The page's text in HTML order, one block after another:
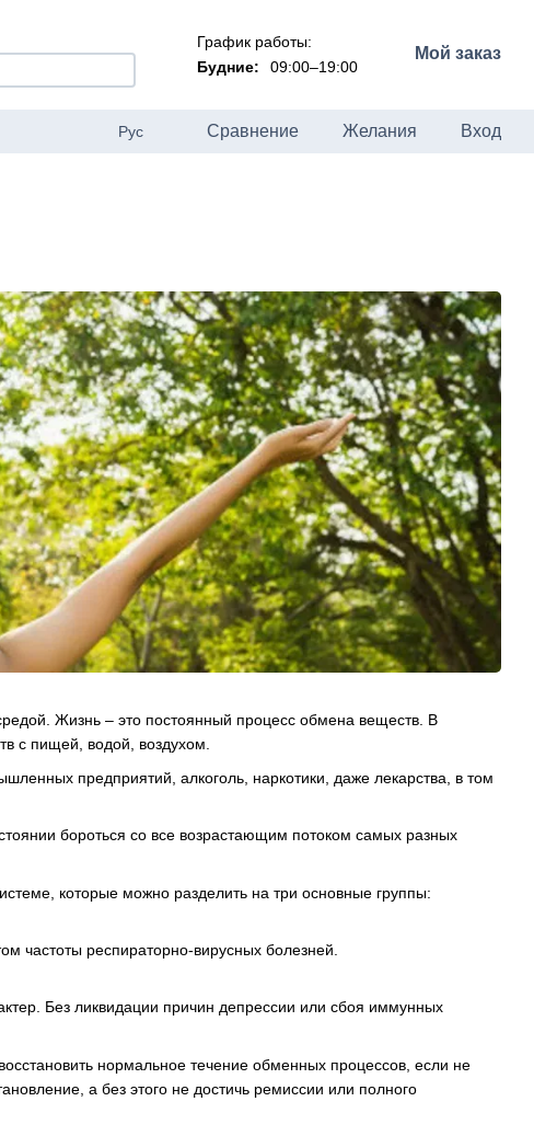
График работы:
Будние:
09:00–19:00
Мой заказ
Рус Сравнение Желания Вход
Жизнь – это постоянный процесс обмена веществ. В
с пищей, водой, воздухом.
предприятий, алкоголь, наркотики, даже лекарства, в том
бороться со все возрастающим потоком самых разных
которые можно разделить на три основные группы:
частоты респираторно-вирусных болезней.
Без ликвидации причин депрессии или сбоя иммунных
нормальное течение обменных процессов, если не
а без этого не достичь ремиссии или полного